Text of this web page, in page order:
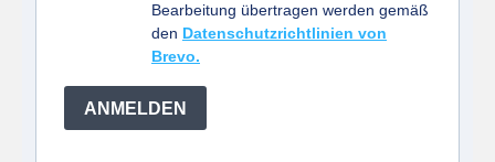
Bearbeitung übertragen werden gemäß
den Datenschutzrichtlinien von
Brevo.
ANMELDEN